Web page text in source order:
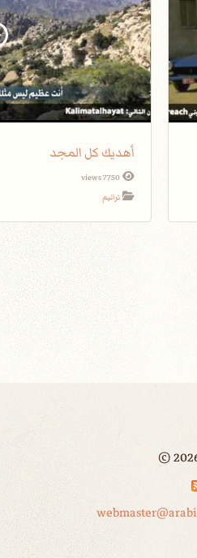
أهديك كل المجد
ترانيم
©